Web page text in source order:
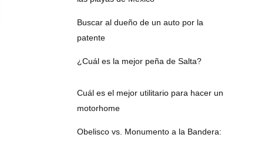
Buscar al dueño de un auto por la
patente
¿Cuál es la mejor peña de Salta?
Cuál es el mejor utilitario para hacer un
motorhome
Obelisco vs. Monumento a la Bandera: